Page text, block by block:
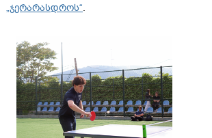
„ჯერარასდროს“.